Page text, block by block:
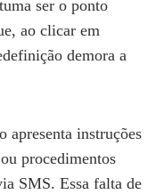
ser o ponto
ao clicar em
demora a
apresenta instruções
procedimentos
SMS. Essa falta de